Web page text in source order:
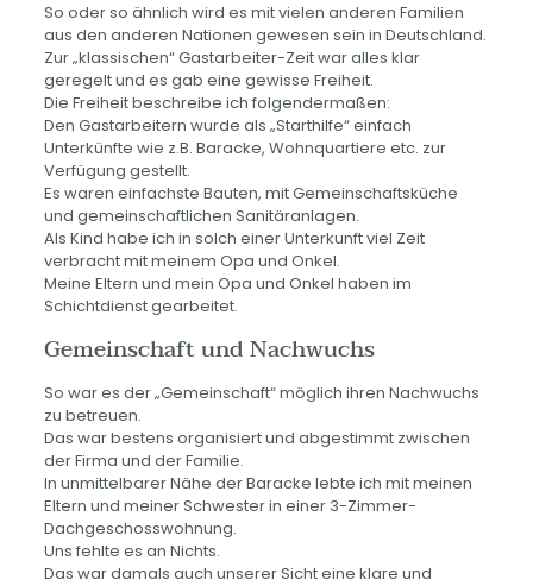
So oder so ähnlich wird es mit vielen anderen Familien
aus den anderen Nationen gewesen sein in Deutschland.
Zur „klassischen“ Gastarbeiter-Zeit war alles klar
geregelt und es gab eine gewisse Freiheit.
Die Freiheit beschreibe ich folgendermaßen:
Den Gastarbeitern wurde als „Starthilfe“ einfach
Unterkünfte wie z.B. Baracke, Wohnquartiere etc. zur
Verfügung gestellt.
Es waren einfachste Bauten, mit Gemeinschaftsküche
und gemeinschaftlichen Sanitäranlagen.
Als Kind habe ich in solch einer Unterkunft viel Zeit
verbracht mit meinem Opa und Onkel.
Meine Eltern und mein Opa und Onkel haben im
Schichtdienst gearbeitet.
Gemeinschaft und Nachwuchs
So war es der „Gemeinschaft“ möglich ihren Nachwuchs
zu betreuen.
Das war bestens organisiert und abgestimmt zwischen
der Firma und der Familie.
In unmittelbarer Nähe der Baracke lebte ich mit meinen
Eltern und meiner Schwester in einer 3-Zimmer-
Dachgeschosswohnung.
Uns fehlte es an Nichts.
Das war damals auch unserer Sicht eine klare und